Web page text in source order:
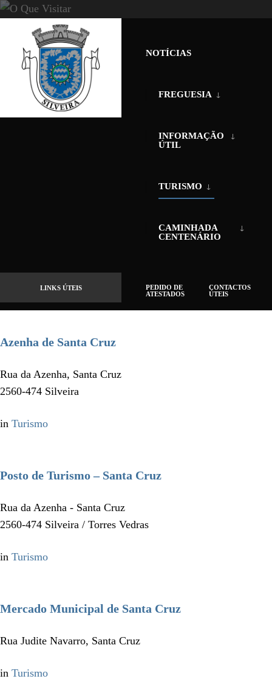
content
NOTÍCIAS
FREGUESIA
INFORMAÇÃO
ÚTIL
TURISMO
CAMINHADA
CENTENÁRIO
LINKS ÚTEIS
PEDIDO DE
ATESTADOS
CONTACTOS
ÚTEIS
O Que Visitar
Azenha de Santa Cruz
Rua da Azenha, Santa Cruz
2560-474 Silveira
in Turismo
Posto de Turismo – Santa Cruz
Rua da Azenha - Santa Cruz
2560-474 Silveira / Torres Vedras
in Turismo
Mercado Municipal de Santa Cruz
Rua Judite Navarro, Santa Cruz
in Turismo